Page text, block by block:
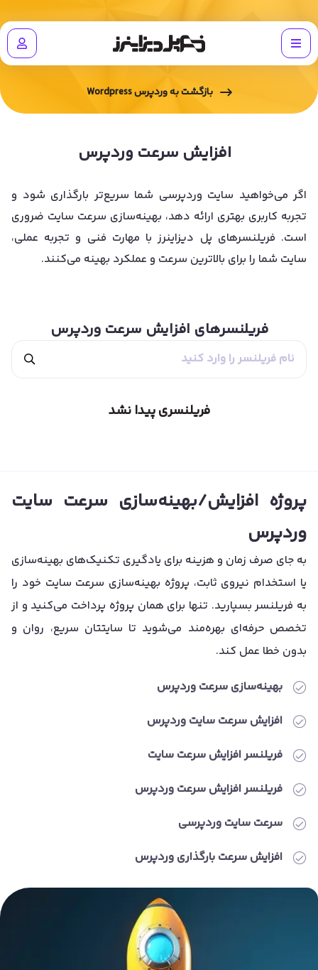
بازگشت بهوردپرس Wordpress
افزایش سرعت وردپرس
اگر می‌خواهید سایت وردپرسی شما سریع‌تر بارگذاری شود و
تجربه کاربری بهتری ارائه دهد، بهینه‌سازی سرعت سایت ضروری
است. فریلنسرهای پل دیزاینرز با مهارت فنی و تجربه عملی،
سایت شما را برای بالاترین سرعت و عملکرد بهینه می‌کنند.
فریلنسرهای افزایش سرعت وردپرس
فریلنسری پیدا نشد
پروژه افزایش/بهینه‌سازی سرعت سایت
وردپرس
به جای صرف زمان و هزینه برای یادگیری تکنیک‌های بهینه‌سازی
یا استخدام نیروی ثابت، پروژه بهینه‌سازی سرعت سایت خود را
به فریلنسر بسپارید. تنها برای همان پروژه پرداخت می‌کنید و از
تخصص حرفه‌ای بهره‌مند می‌شوید تا سایتتان سریع، روان و
بدون خطا عمل کند.
بهینه‌سازی سرعت وردپرس
افزایش سرعت سایت وردپرس
فریلنسر افزایش سرعت سایت
فریلنسر افزایش سرعت وردپرس
سرعت سایت وردپرسی
افزایش سرعت بارگذاری وردپرس